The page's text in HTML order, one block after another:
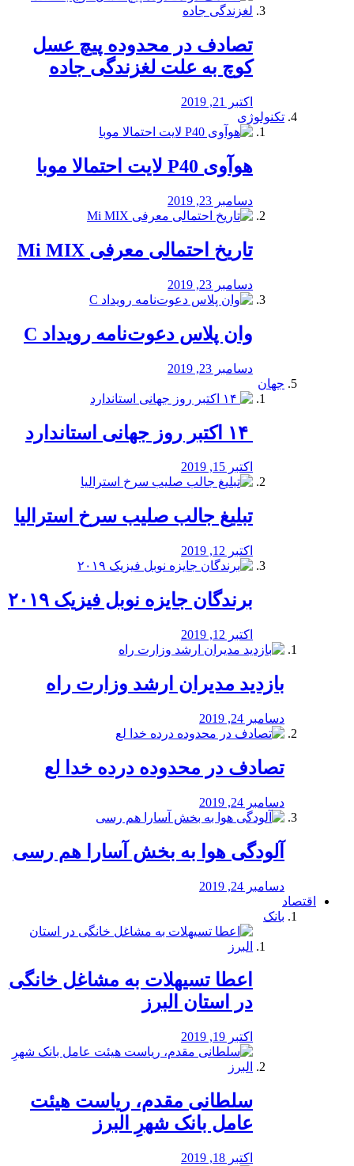
تصادف در محدوده پیچ عسل
کوچ به علت لغزندگی جاده
اکتبر 21, 2019
تکنولوژی
هوآوی P40 لایت احتمالا موبا
دسامبر 23, 2019
تاریخ احتمالی معرفی Mi MIX
دسامبر 23, 2019
وان پلاس دعوت‌نامه رویداد C
دسامبر 23, 2019
جهان
اکتبر 15, 2019
تبلیغ جالب صلیب سرخ استرالیا
اکتبر 12, 2019
برندگان جایزه نوبل فیزیک ۲۰۱۹
اکتبر 12, 2019
بازدید مدیران ارشد وزارت راه
دسامبر 24, 2019
تصادف در محدوده درده خدا لع
دسامبر 24, 2019
آلودگی هوا به بخش آسارا هم رسی
دسامبر 24, 2019
اقتصاد
بانک
️اعطا تسیهلات به مشاغل خانگی
در استان البرز
اکتبر 19, 2019
سلطانی مقدم، ریاست هیئت
عامل بانک شهرِ البرز
اکتبر 18, 2019